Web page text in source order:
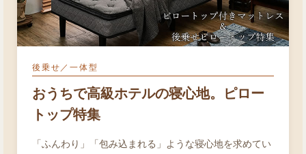
後乗せ／一体型
おうちで高級ホテルの寝心地。ピロー
トップ特集
「ふんわり」「包み込まれる」ような寝心地を求めてい